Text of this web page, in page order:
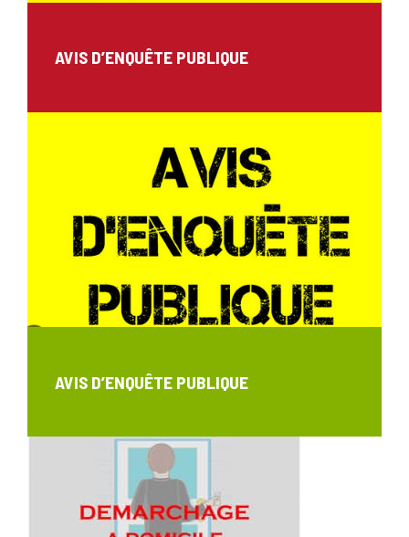
AVIS D’ENQUÊTE PUBLIQUE
AVIS D’ENQUÊTE PUBLIQUE